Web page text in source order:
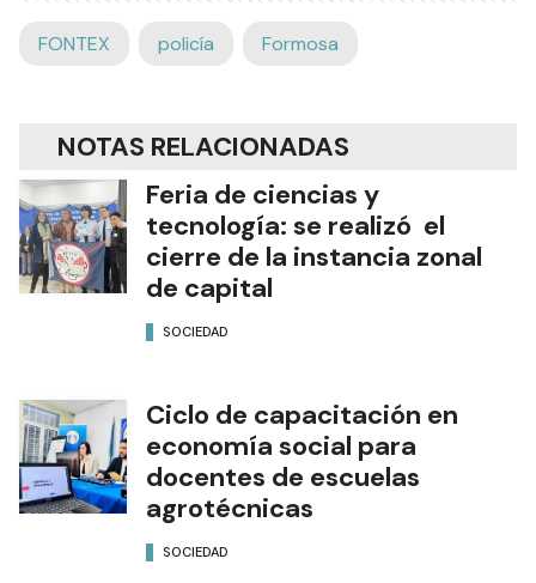
FONTEX policía Formosa
NOTAS RELACIONADAS
Feria de ciencias y
tecnología: se realizó el
cierre de la instancia zonal
de capital
SOCIEDAD
Ciclo de capacitación en
economía social para
docentes de escuelas
agrotécnicas
SOCIEDAD